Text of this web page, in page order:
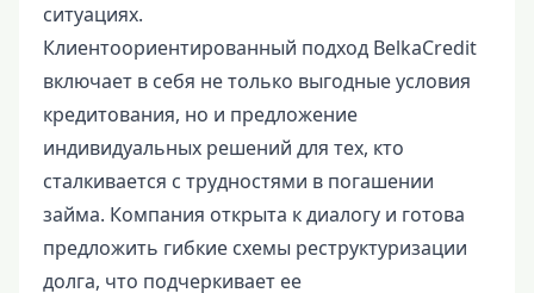
ситуациях.
Клиентоориентированный подход BelkaCredit
включает в себя не только выгодные условия
кредитования, но и предложение
индивидуальных решений для тех, кто
сталкивается с трудностями в погашении
займа. Компания открыта к диалогу и готова
предложить гибкие схемы реструктуризации
долга, что подчеркивает ее